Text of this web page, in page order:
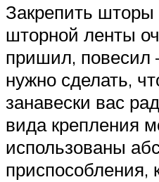
Закрепить
шторной ленты
пришил, повесил
нужно сделать,
занавески вас
вида крепления
использованы
приспособления,